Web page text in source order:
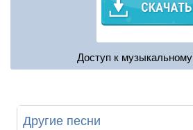
Доступ к
Другие песни